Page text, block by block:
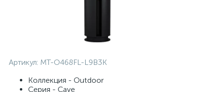
Артикул: MT-O468FL-L9B3K
Коллекция - Outdoor
Серия - Cave